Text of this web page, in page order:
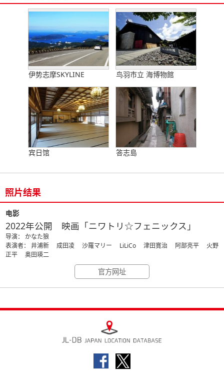
伊势志摩SKYLINE 鸟羽市立 海博物館
宾日馆 答志島
照片结果
电影
2022年公開 映画「ニワトリ☆フェニックス」
导演： かなた狼
表演者： 井浦新 成田凌 沙羅マリー LiLiCo 津田寛治 阿部亮平 火野
正平 奥田瑛二
官方网址